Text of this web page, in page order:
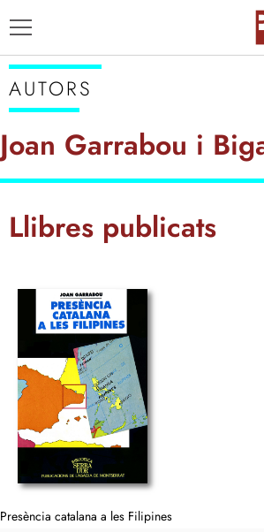
AUTORS
ENSENYAMENT CATALÀ
AUTORS
Joan Garrabou i
Llibres publicats
Presència catalana a les Filipines